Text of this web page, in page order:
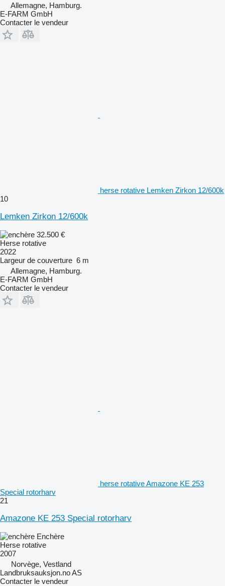
Allemagne, Hamburg.
E-FARM GmbH
Contacter le vendeur
herse rotative Lemken Zirkon 12/600k
10
Lemken Zirkon 12/600k
32.500 €
Herse rotative
2022
Largeur de couverture 6 m
Allemagne, Hamburg.
E-FARM GmbH
Contacter le vendeur
herse rotative Amazone KE 253
Special rotorharv
21
Amazone KE 253 Special rotorharv
Enchère
Herse rotative
2007
Norvège, Vestland
Landbruksauksjon.no AS
Contacter le vendeur